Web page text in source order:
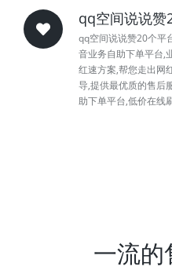
qq空间说说赞
qq空间说说赞20个平
音业务自助下单平台,
红速方案,帮您走出网
导,提供最优质的售后
助下单平台,低价在线
一流的